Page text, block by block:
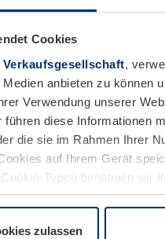
Cookies
,
anbieten zu können
Verwendung unserer
führen diese Informationen
die sie im Rahmen Ihrer
auf Ihrem Gerät
Typen benötigen wir
Datenschutzerklärung
zulassen